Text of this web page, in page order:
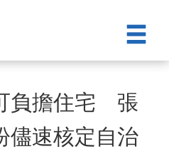
負擔住宅 張
儘速核定自治